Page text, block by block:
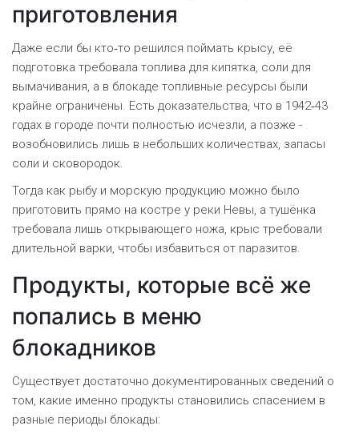
приготовления
Даже если бы кто‑то решился поймать крысу, её
подготовка требовала топлива для кипятка, соли для
вымачивания, а в блокаде топливные ресурсы были
крайне ограничены. Есть доказательства, что в 1942‑43
годах в городе почти полностью исчезли, а позже -
возобновились лишь в небольших количествах, запасы
соли и сковородок.
Тогда как рыбу и морскую продукцию можно было
приготовить прямо на костре у реки Невы, а тушёнка
требовала лишь открывающего ножа, крыс требовали
длительной варки, чтобы избавиться от паразитов.
Продукты, которые всё же
попались в меню
блокадников
Существует достаточно документированных сведений о
том, какие именно продукты становились спасением в
разные периоды блокады: